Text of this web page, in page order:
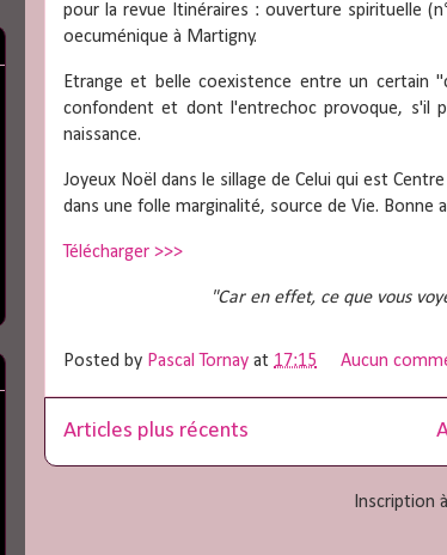
pour la revue Itinéraires : ouverture spirituelle
oecuménique à Martigny.
Etrange et belle coexistence entre un
confondent et dont l'entrechoc provoque, s'il
naissance.
Joyeux Noël dans le sillage de Celui qui est
dans une folle marginalité, source de Vie. Bonne
Télécharger >>>
"Car en effet, ce que vous
Posted by Pascal Tornay at 17:15 Aucun
Articles plus récents
Inscription